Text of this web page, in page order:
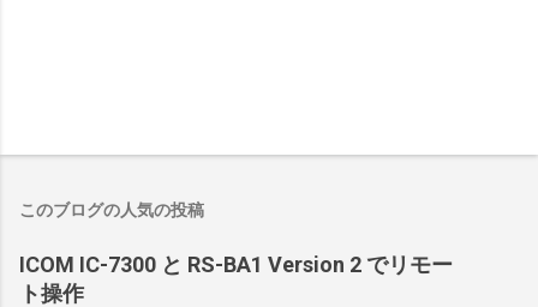
このブログの人気の投稿
ICOM IC-7300 と RS-BA1 Version 2 でリモー
ト操作